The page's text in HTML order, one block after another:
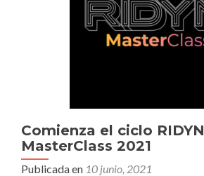
Comienza el ciclo RIDYN
MasterClass 2021
Publicada en 10 junio, 2021